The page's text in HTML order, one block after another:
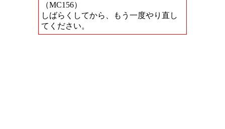
（MC156）
しばらくしてから、もう一度やり直し
てください。